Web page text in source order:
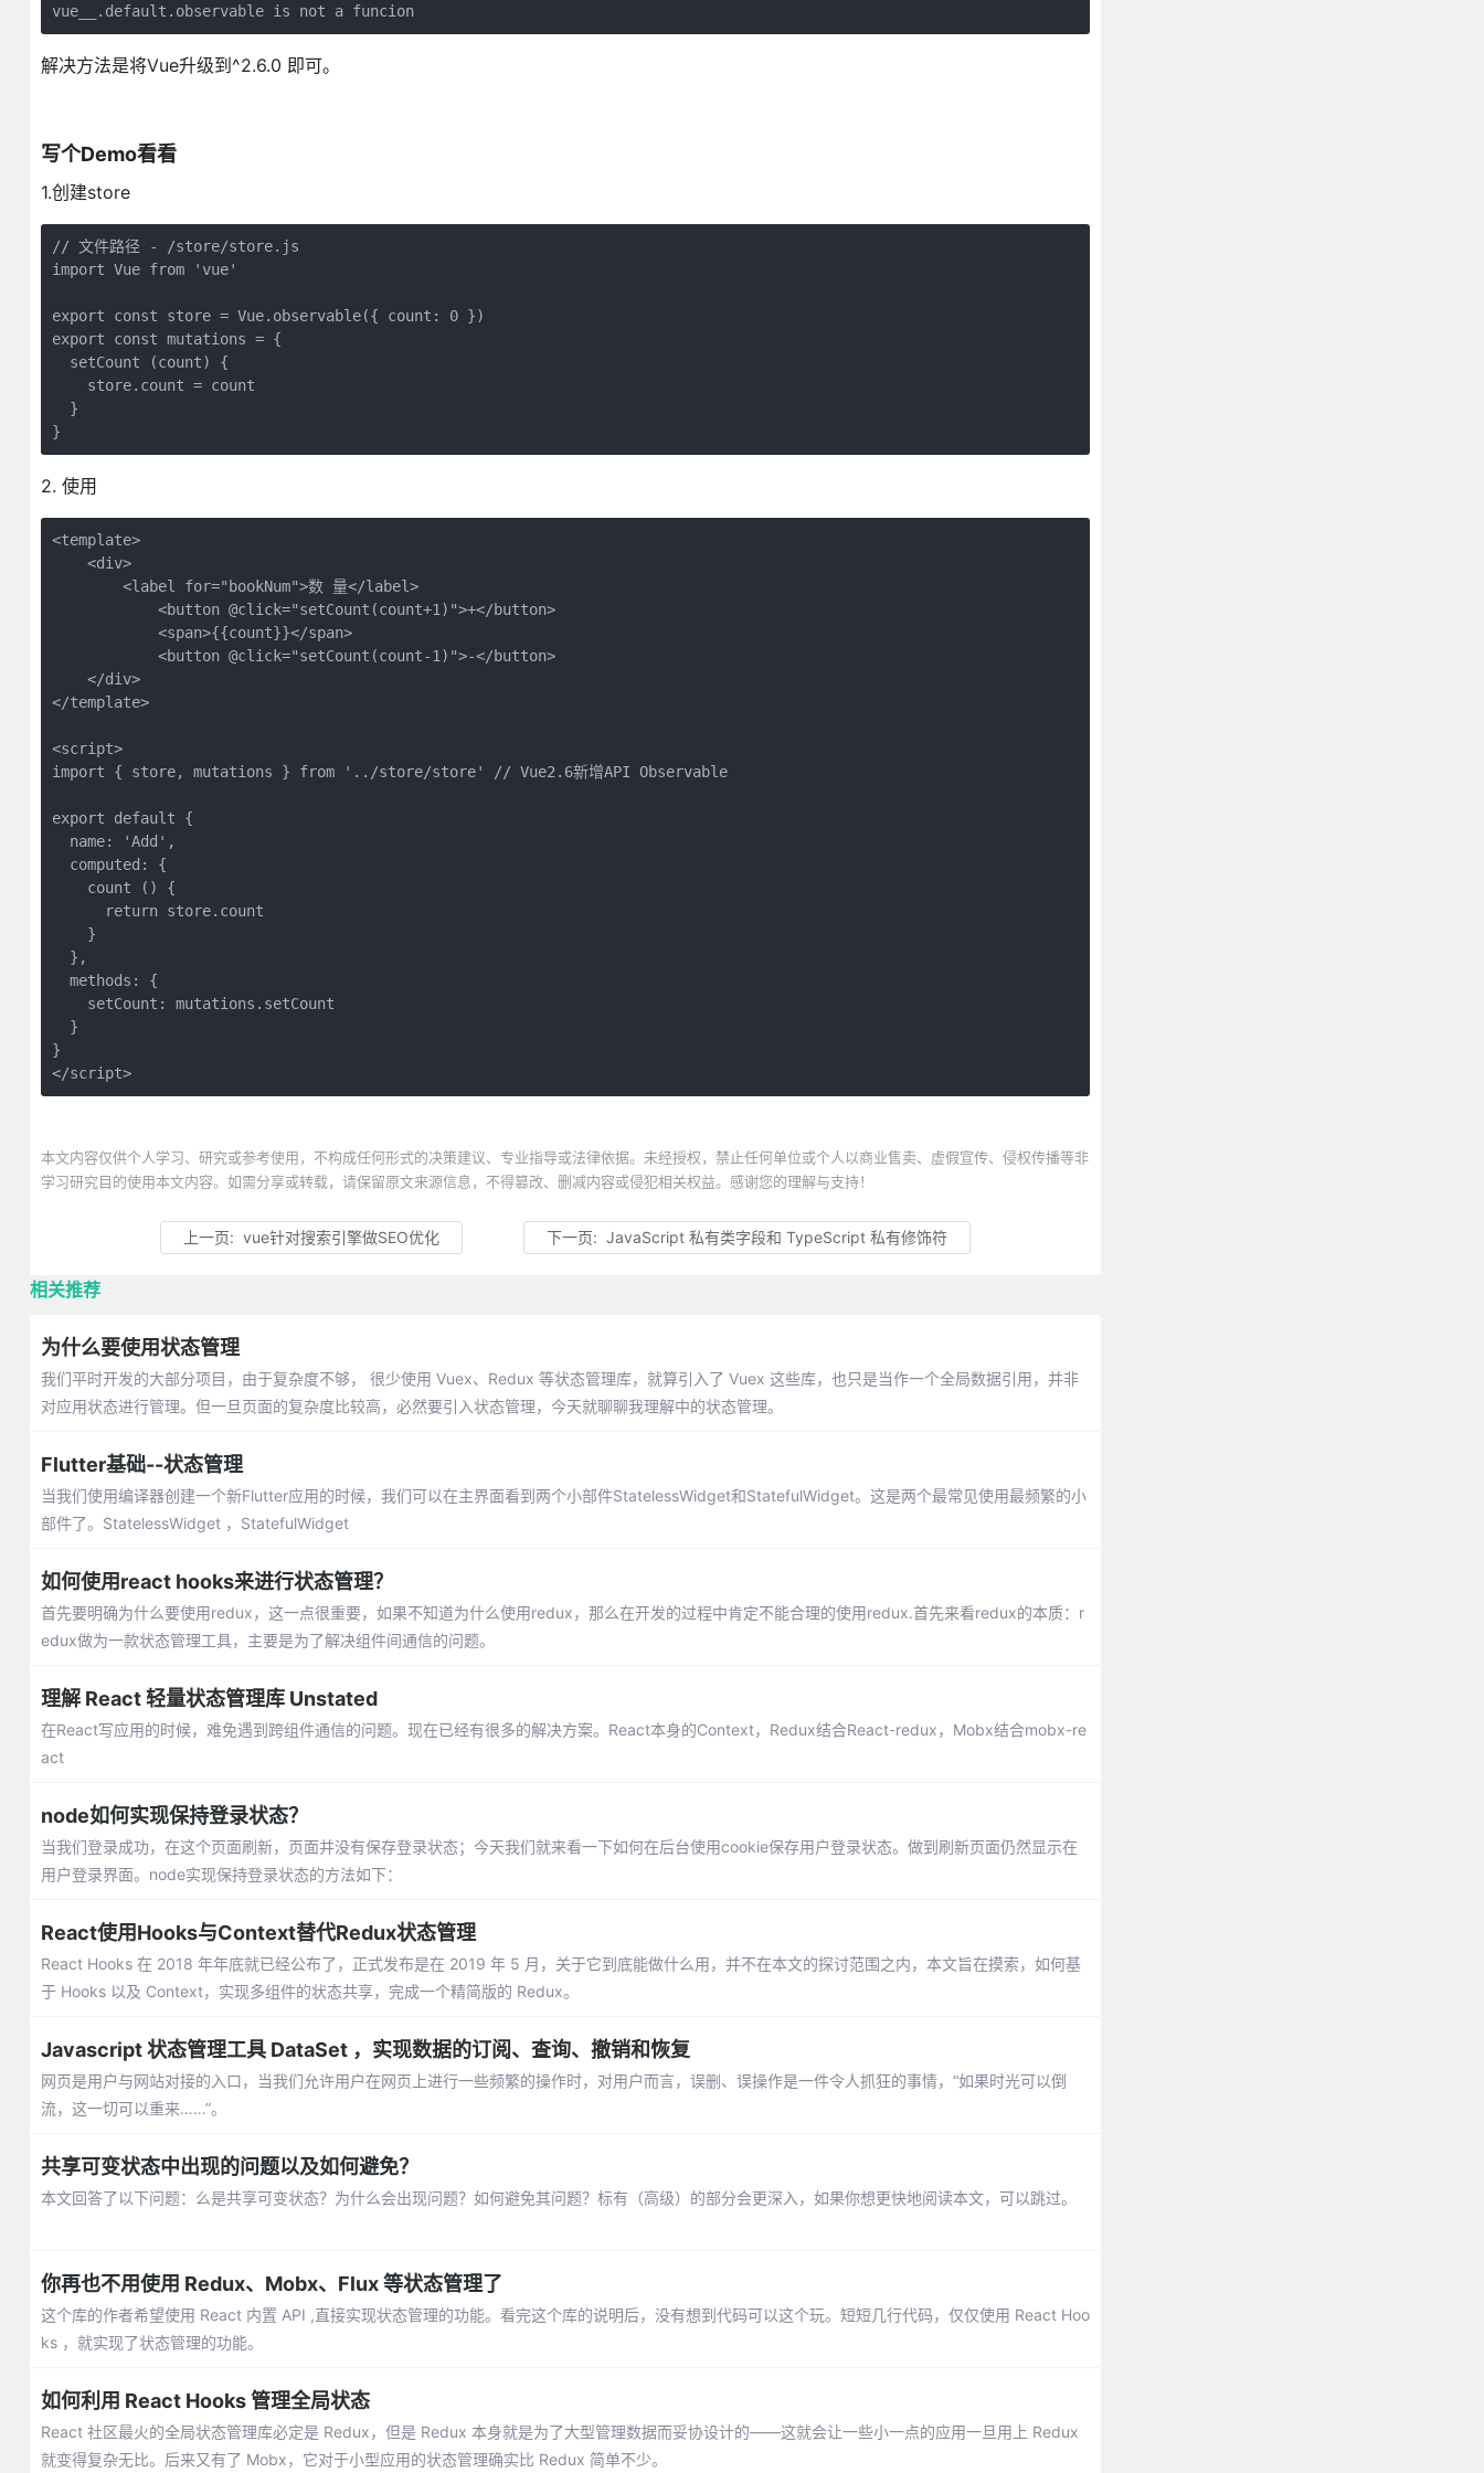
vue__.default.observable is not a funcion
解决方法是将Vue升级到^2.6.0 即可。
写个Demo看看
1.创建store
// 文件路径 - /store/store.js
import Vue from 'vue'
export const store = Vue.observable({ count: 0 })
export const mutations = {
setCount (count) {
store.count = count
}
}
2. 使用
<template>
<div>
<label for="bookNum">数 量</label>
<button @click="setCount(count+1)">+</button>
<span>{{count}}</span>
<button @click="setCount(count-1)">-</button>
</div>
</template>
<script>
import { store, mutations } from '../store/store' // Vue2.6新增API Observable
export default {
name: 'Add',
computed: {
count () {
return store.count
}
},
methods: {
setCount: mutations.setCount
}
}
</script>
本文内容仅供个人学习、研究或参考使用，不构成任何形式的决策建议、专业指导或法律依据。未经授权，禁止任何单位或个人以商业售卖、虚假宣传、侵权传播等非
学习研究目的使用本文内容。如需分享或转载，请保留原文来源信息，不得篡改、删减内容或侵犯相关权益。感谢您的理解与支持！
上一页: vue针对搜索引擎做SEO优化 下一页: JavaScript 私有类字段和 TypeScript 私有修饰符
相关推荐
为什么要使用状态管理
我们平时开发的大部分项目，由于复杂度不够， 很少使用 Vuex、Redux 等状态管理库，就算引入了 Vuex 这些库，也只是当作一个全局数据引用，并非
对应用状态进行管理。但一旦页面的复杂度比较高，必然要引入状态管理，今天就聊聊我理解中的状态管理。
Flutter基础--状态管理
当我们使用编译器创建一个新Flutter应用的时候，我们可以在主界面看到两个小部件StatelessWidget和StatefulWidget。这是两个最常见使用最频繁的小
部件了。StatelessWidget ，StatefulWidget
如何使用react hooks来进行状态管理？
首先要明确为什么要使用redux，这一点很重要，如果不知道为什么使用redux，那么在开发的过程中肯定不能合理的使用redux.首先来看redux的本质：r
edux做为一款状态管理工具，主要是为了解决组件间通信的问题。
理解 React 轻量状态管理库 Unstated
在React写应用的时候，难免遇到跨组件通信的问题。现在已经有很多的解决方案。React本身的Context，Redux结合React-redux，Mobx结合mobx-re
act
node如何实现保持登录状态？
当我们登录成功，在这个页面刷新，页面并没有保存登录状态；今天我们就来看一下如何在后台使用cookie保存用户登录状态。做到刷新页面仍然显示在
用户登录界面。node实现保持登录状态的方法如下：
React使用Hooks与Context替代Redux状态管理
React Hooks 在 2018 年年底就已经公布了，正式发布是在 2019 年 5 月，关于它到底能做什么用，并不在本文的探讨范围之内，本文旨在摸索，如何基
于 Hooks 以及 Context，实现多组件的状态共享，完成一个精简版的 Redux。
Javascript 状态管理工具 DataSet ，实现数据的订阅、查询、撤销和恢复
网页是用户与网站对接的入口，当我们允许用户在网页上进行一些频繁的操作时，对用户而言，误删、误操作是一件令人抓狂的事情，“如果时光可以倒
流，这一切可以重来……”。
共享可变状态中出现的问题以及如何避免？
本文回答了以下问题：么是共享可变状态？为什么会出现问题？如何避免其问题？标有（高级）的部分会更深入，如果你想更快地阅读本文，可以跳过。
你再也不用使用 Redux、Mobx、Flux 等状态管理了
这个库的作者希望使用 React 内置 API ,直接实现状态管理的功能。看完这个库的说明后，没有想到代码可以这个玩。短短几行代码，仅仅使用 React Hoo
ks ，就实现了状态管理的功能。
如何利用 React Hooks 管理全局状态
React 社区最火的全局状态管理库必定是 Redux，但是 Redux 本身就是为了大型管理数据而妥协设计的——这就会让一些小一点的应用一旦用上 Redux
就变得复杂无比。后来又有了 Mobx，它对于小型应用的状态管理确实比 Redux 简单不少。